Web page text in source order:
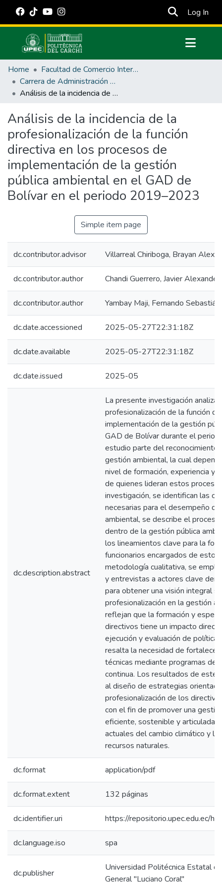
Log In
Communities & Collections
All of DSpace
Statistics
Estadísticas Externas
Manuales
Home
Facultad de Comercio Internacional, Integración, Administración y Economía Empresarial
Carrera de Administración Pública
Análisis de la incidencia de la profesionalización de la función directiva en los procesos de implementación de la gestión pública ambiental en el GAD de Bolívar en el periodo 2019–2023
Análisis de la incidencia de la
profesionalización de la función
directiva en los procesos de
implementación de la gestión
pública ambiental en el GAD de
Bolívar en el periodo 2019–2023
Simple item page
dc.contributor.advisor Villarreal Chiriboga, Brayan Alexis
dc.contributor.author Chandi Guerrero, Javier Alexander
dc.contributor.author Yambay Maji, Fernando Sebastián
dc.date.accessioned 2025-05-27T22:31:18Z
dc.date.available 2025-05-27T22:31:18Z
dc.date.issued 2025-05
dc.description.abstract
La presente investigación analiza
profesionalización de la función
implementación de la gestión
GAD de Bolívar durante el
estudio parte del reconocimiento
gestión ambiental, la cual
nivel de formación, experiencia y
de quienes lideran estos
investigación, se identifican las
necesarias para el desempeño
ambiental, se describe el
dentro de la gestión pública
los lineamientos clave para la
funcionarios encargados de
metodología cualitativa, se
y entrevistas a actores clave
para obtener una visión integral
profesionalización en la gestión
reflejan que la formación y
directivos tiene un impacto
ejecución y evaluación de
resalta la necesidad de
técnicas mediante programas de
continua. Los resultados de este
al diseño de estrategias
profesionalización de los
con el fin de promover una
eficiente, sostenible y articulada
actuales del cambio climático y la
recursos naturales.
dc.format application/pdf
dc.format.extent 132 páginas
dc.identifier.uri https://repositorio.upec.edu.ec/
dc.language.iso spa
dc.publisher
Universidad Politécnica Estatal
General "Luciano Coral"